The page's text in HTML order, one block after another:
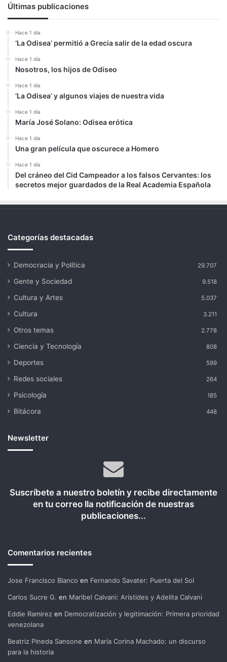
Últimas publicaciones
Hace 1 día
‘La Odisea’ permitió a Grecia salir de la edad oscura
Hace 1 día
Nosotros, los hijos de Odiseo
Hace 1 día
‘La Odisea’ y algunos viajes de nuestra vida
Hace 1 día
María José Solano: Odisea erótica
Hace 1 día
Una gran película que oscurece a Homero
Hace 1 día
Del cráneo del Cid Campeador a los falsos Cervantes: los
secretos mejor guardados de la Real Academia Española
Categorías destacadas
Democracia y Política 29.707
Gente y Sociedad 9.518
Cultura y Artes 5.037
Cultura 3.211
Otros temas 2.778
Ciencia y Tecnología 808
Deportes 599
Redes sociales 264
Psicología 185
Bitácora 448
Newsletter
Suscríbete a nuestro boletín y recibe directamente
en tu correo lla notificación de nuestras
publicaciones...
Comentarios recientes
Jose Francisco Blanco en Fernando Savater: Puerta del Sol
Carlos Sucre G. en Maribel Calvani: Arístides y Adelita Calvani
Eddie Ramirez en Democratización y legitimación: Primera prioridad
venezolana
Beatriz Pineda Sansone en María Corina Machado: un discurso
para la historia